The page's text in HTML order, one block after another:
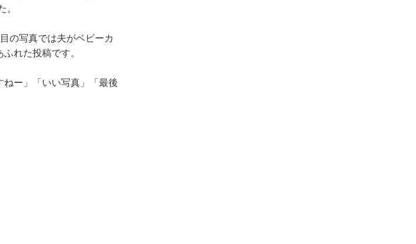
。
の写真では夫がベビーカ
れた投稿です。
ー」「いい写真」「最後